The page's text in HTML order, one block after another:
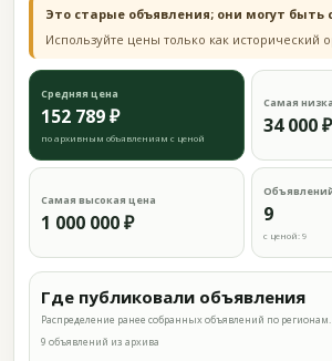
Это старые объявления; они могут
Используйте цены только как исторический
Средняя цена
152 789 ₽
по архивным объявлениям с ценой
Самая
34 000 ₽
Самая высокая цена
1 000 000 ₽ 9
с ценой: 9
Где публиковали объявления
Распределение ранее собранных объявлений по регионам.
9 объявлений из архива